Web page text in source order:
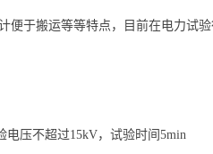
于搬运等等特点，目前在电力试
电压不超过15kV，试验时间5min